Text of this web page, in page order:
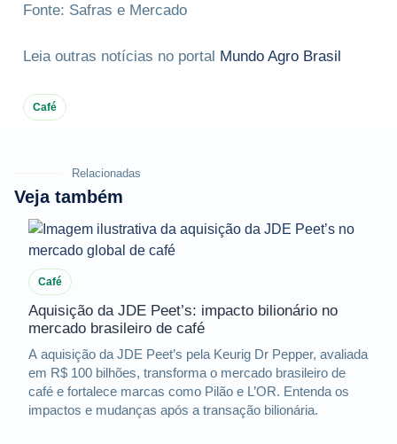
Fonte: Safras e Mercado
Leia outras notícias no portal Mundo Agro Brasil
Café
Relacionadas
Veja também
Café
Aquisição da JDE Peet’s: impacto bilionário no
mercado brasileiro de café
A aquisição da JDE Peet’s pela Keurig Dr Pepper, avaliada
em R$ 100 bilhões, transforma o mercado brasileiro de
café e fortalece marcas como Pilão e L’OR. Entenda os
impactos e mudanças após a transação bilionária.